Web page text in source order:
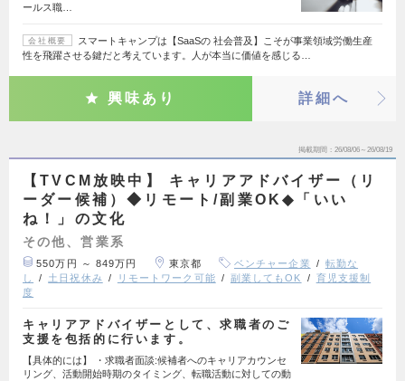
ールス職…
会社概要
スマートキャンプは【SaaSの 社会普及】こそが事業領域労働生産
性を飛躍させる鍵だと考えています。人が本当に価値を感じる…
興味あり 詳細へ
掲載期間 26/08/06～26/08/19
【TVCM放映中】 キャリアアドバイザー（リ
ーダー候補）◆リモート/副業OK◆「いい
ね！」の文化
その他、営業系
550万円 ～ 849万円 東京都 ベンチャー企業
転勤な
し
土日祝休み リモートワーク可能 副業してもOK
育児支援制
度
キャリアアドバイザーとして、求職者のご
支援を包括的に行います。
【具体的には】 ・求職者面談:候補者へのキャリアカウンセ
リング、活動開始時期のタイミング、転職活動に対しての動